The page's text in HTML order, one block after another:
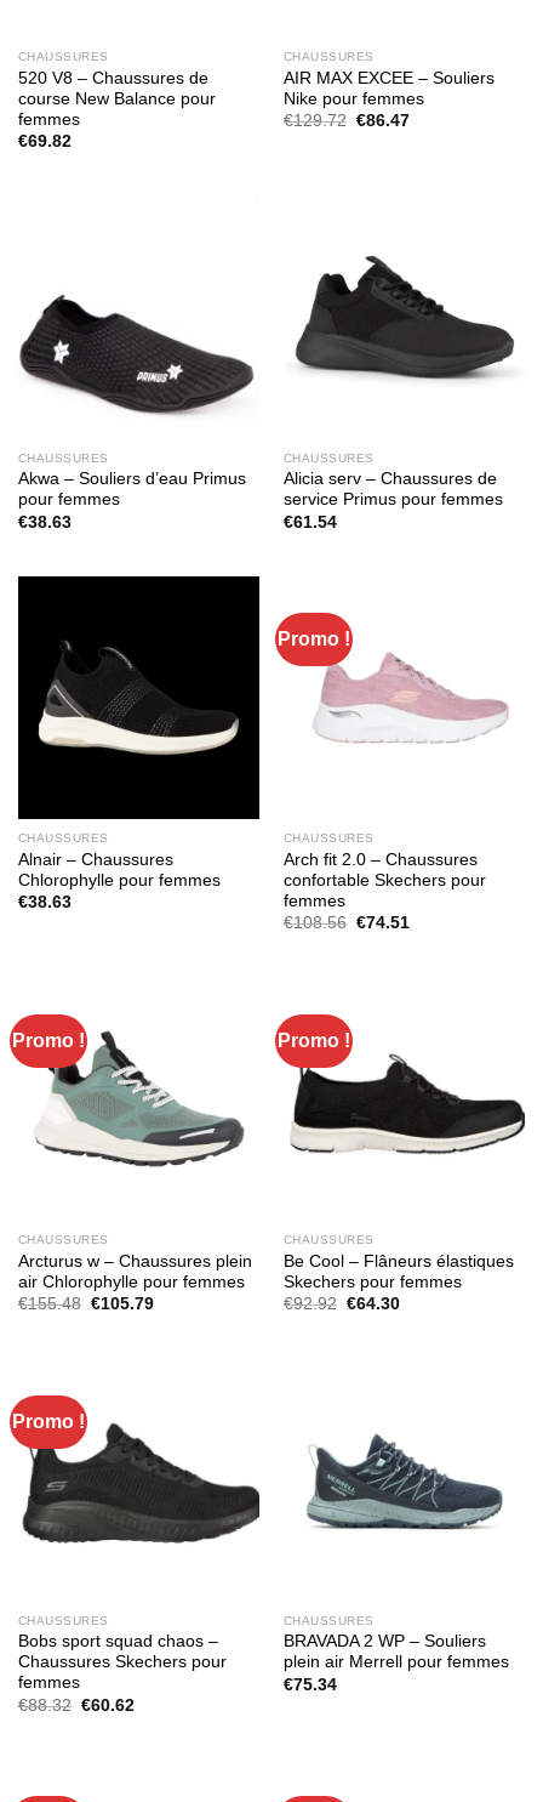
CHAUSSURES
520 V8 – Chaussures de
course New Balance pour
femmes
€69.82
CHAUSSURES
AIR MAX EXCEE – Souliers
Nike pour femmes
€129.72 Le
€86.47Le
CHAUSSURES
Akwa – Souliers d’eau Primus
pour femmes
€38.63
CHAUSSURES
Alicia serv – Chaussures de
service Primus pour femmes
€61.54
CHAUSSURES
Alnair – Chaussures
Chlorophylle pour femmes
€38.63
Promo !
CHAUSSURES
Arch fit 2.0 – Chaussures
confortable Skechers pour
femmes
€108.56 Le
€74.51Le
Promo !
CHAUSSURES
Arcturus w – Chaussures plein
air Chlorophylle pour femmes
€155.48 Le
€105.79Le
Promo !
CHAUSSURES
Be Cool – Flâneurs élastiques
Skechers pour femmes
€92.92 Le
€64.30Le
Promo !
CHAUSSURES
Bobs sport squad chaos –
Chaussures Skechers pour
femmes
€88.32 Le
€60.62Le
CHAUSSURES
BRAVADA 2 WP – Souliers
plein air Merrell pour femmes
€75.34